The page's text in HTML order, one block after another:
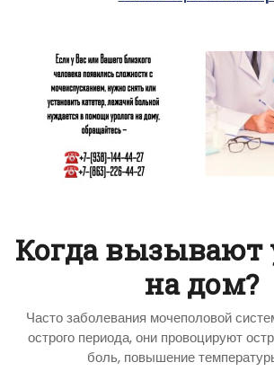
Когда вызывают
на дом?
Часто заболевания мочеполовой
острого периода, они провоцируют
боль, повышение